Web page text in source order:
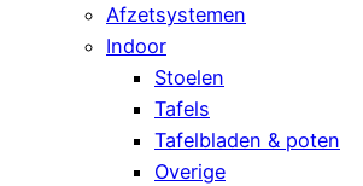
Afzetsystemen
Indoor
Stoelen
Tafels
Tafelbladen & poten
Overige